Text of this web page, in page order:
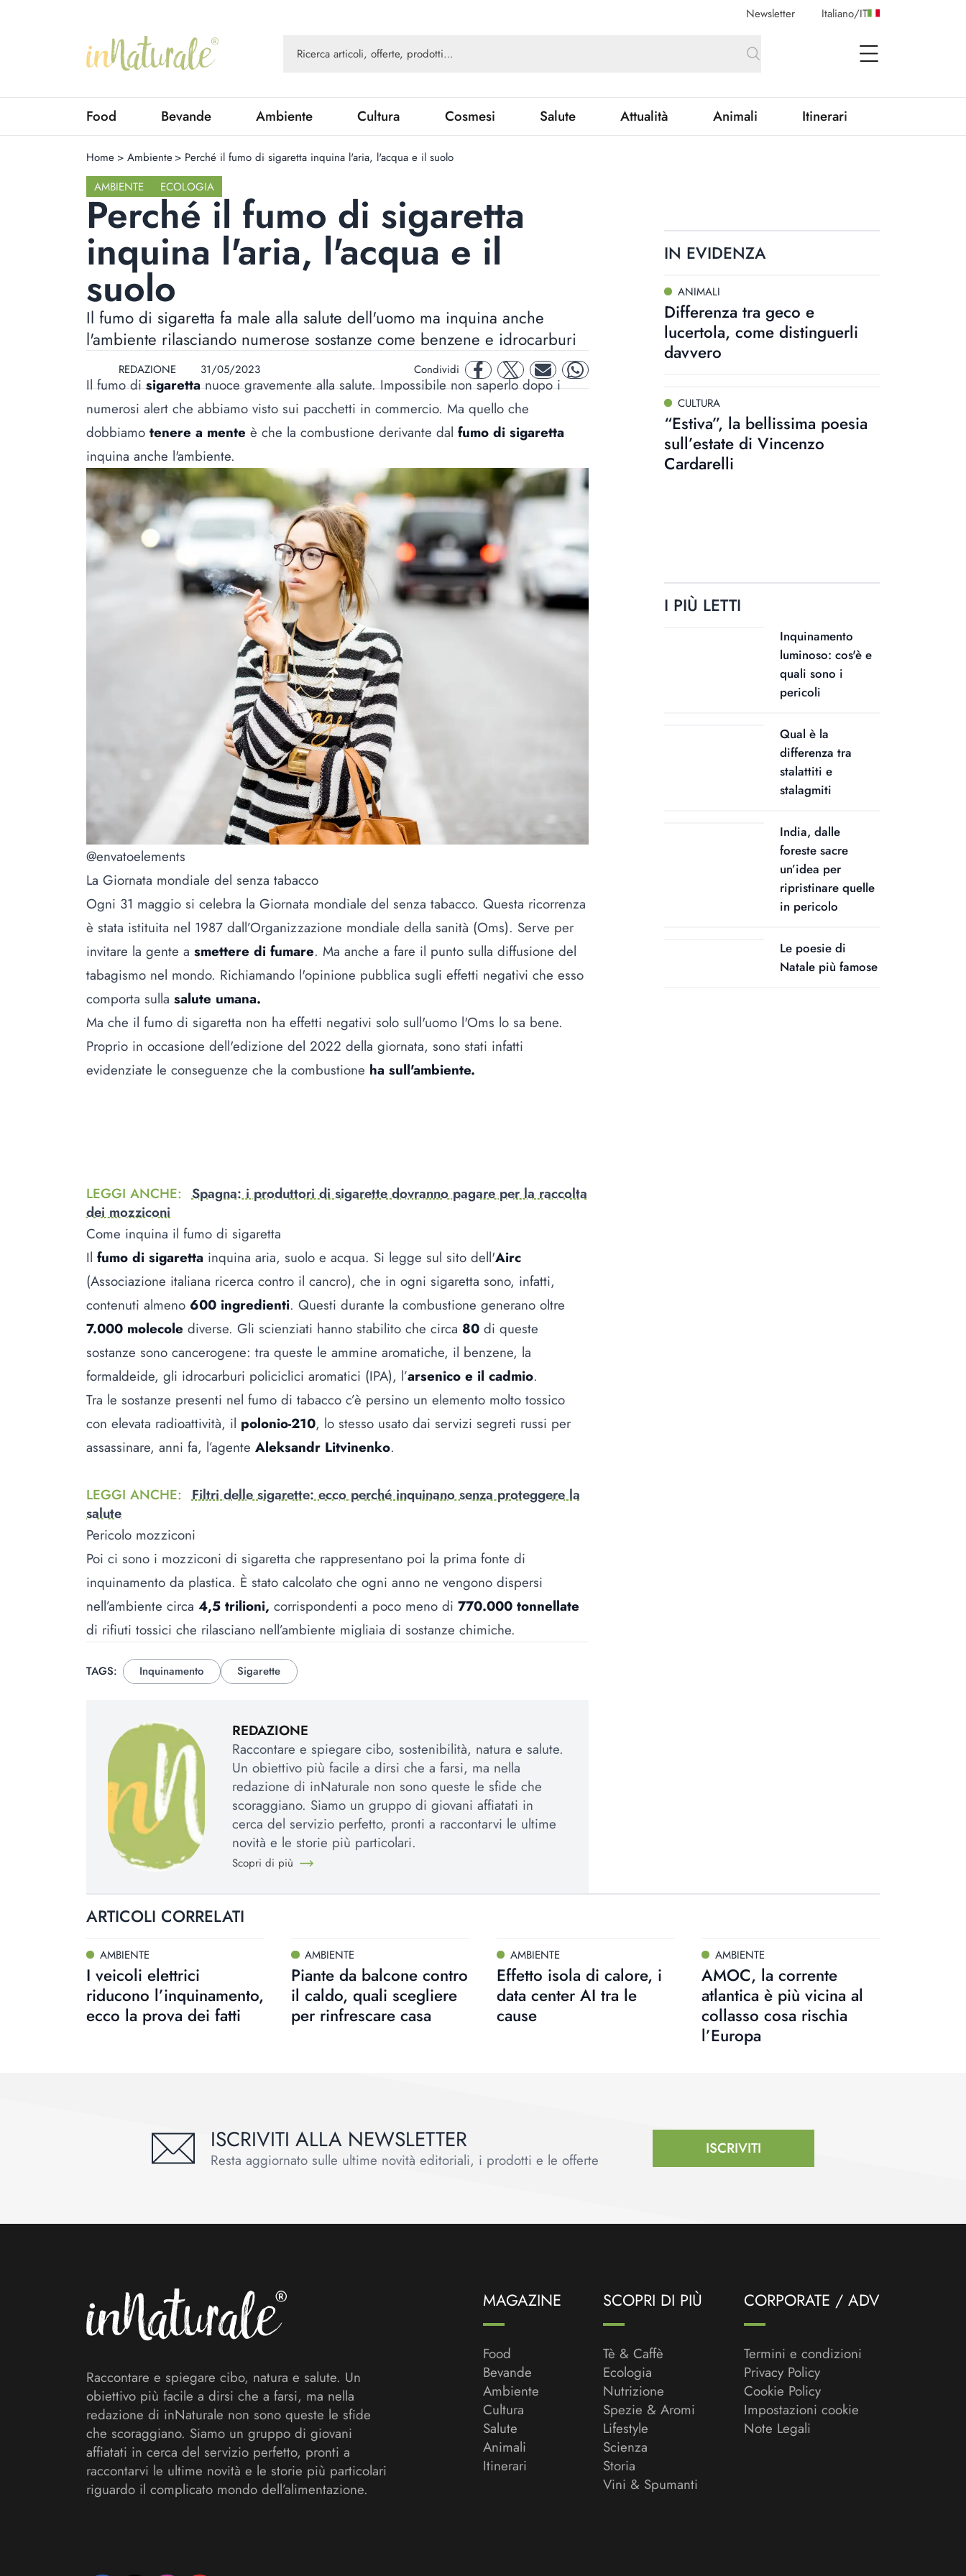
Newsletter Italiano/IT
open Menu
Food Bevande Ambiente Cultura Cosmesi Salute Attualità Animali Itinerari
Home > Ambiente > Perché il fumo di sigaretta inquina l'aria, l'acqua e il suolo
AMBIENTE
ECOLOGIA
Perché il fumo di sigaretta
inquina l'aria, l'acqua e il
suolo
Il fumo di sigaretta fa male alla salute dell'uomo ma inquina anche
l'ambiente rilasciando numerose sostanze come benzene e idrocarburi
REDAZIONE 31/05/2023 Condividi facebooktwitter mail whatsapp
Il fumo disigarettanuoce gravemente alla salute. Impossibile non saperlo dopo i
numerosi alert che abbiamo visto sui pacchetti in commercio. Ma quello che
dobbiamo tenere a mente è che la combustione derivante dal fumo di sigaretta
inquina anche l'ambiente.
@envatoelements
La Giornata mondiale del senza tabacco
Ogni 31 maggio si celebra la Giornata mondiale del senza tabacco. Questa ricorrenza
è stata istituita nel 1987 dall’Organizzazione mondiale della sanità (Oms). Serve per
invitare la gente a smettere di fumare. Ma anche a fare il punto sulla diffusione del
tabagismo nel mondo. Richiamando l'opinione pubblica sugli effetti negativi che esso
comporta sulla salute umana.
Ma che il fumo di sigaretta non ha effetti negativi solo sull'uomo l'Oms lo sa bene.
Proprio in occasione dell'edizione del 2022 della giornata, sono stati infatti
evidenziate le conseguenze che la combustione ha sull'ambiente.
LEGGI ANCHE: Spagna: i produttori di sigarette dovranno pagare per la raccolta
dei mozziconi
Come inquina il fumo di sigaretta
Il fumo di sigaretta inquina aria, suolo e acqua. Si legge sul sito dell'Airc
(Associazione italiana ricerca contro il cancro), che in ogni sigaretta sono, infatti,
contenuti almeno 600 ingredienti. Questi durante la combustione generano oltre
7.000 molecole diverse. Gli scienziati hanno stabilito che circa 80 di queste
sostanze sono cancerogene: tra queste le ammine aromatiche, il benzene, la
formaldeide, gli idrocarburi policiclici aromatici (IPA), l’arsenico e il cadmio.
Tra le sostanze presenti nel fumo di tabacco c’è persino un elemento molto tossico
con elevata radioattività, il polonio-210, lo stesso usato dai servizi segreti russi per
assassinare, anni fa, l’agente Aleksandr Litvinenko.
LEGGI ANCHE: Filtri delle sigarette: ecco perché inquinano senza proteggere la
salute
Pericolo mozziconi
Poi ci sono i mozziconi di sigaretta che rappresentano poi la prima fonte di
inquinamento da plastica. È stato calcolato che ogni anno ne vengono dispersi
nell’ambiente circa 4,5 trilioni, corrispondenti a poco meno di 770.000 tonnellate
di rifiuti tossici che rilasciano nell’ambiente migliaia di sostanze chimiche.
TAGS: Inquinamento Sigarette
REDAZIONE
Raccontare e spiegare cibo, sostenibilità, natura e salute.
Un obiettivo più facile a dirsi che a farsi, ma nella
redazione di inNaturale non sono queste le sfide che
scoraggiano. Siamo un gruppo di giovani affiatati in
cerca del servizio perfetto, pronti a raccontarvi le ultime
novità e le storie più particolari.
Scopri di più
IN EVIDENZA
ANIMALI
Differenza tra geco e
lucertola, come distinguerli
davvero
CULTURA
“Estiva”, la bellissima poesia
sull’estate di Vincenzo
Cardarelli
I PIÙ LETTI
Inquinamento
luminoso: cos'è e
quali sono i
pericoli
Qual è la
differenza tra
stalattiti e
stalagmiti
India, dalle
foreste sacre
un’idea per
ripristinare quelle
in pericolo
Le poesie di
Natale più famose
ARTICOLI CORRELATI
AMBIENTE
I veicoli elettrici
riducono l’inquinamento,
ecco la prova dei fatti
AMBIENTE
Piante da balcone contro
il caldo, quali scegliere
per rinfrescare casa
AMBIENTE
Effetto isola di calore, i
data center AI tra le
cause
AMBIENTE
AMOC, la corrente
atlantica è più vicina al
collasso cosa rischia
l’Europa
ISCRIVITI ALLA NEWSLETTER
Resta aggiornato sulle ultime novità editoriali, i prodotti e le offerte
ISCRIVITI
Raccontare e spiegare cibo, natura e salute. Un
obiettivo più facile a dirsi che a farsi, ma nella
redazione di inNaturale non sono queste le sfide
che scoraggiano. Siamo un gruppo di giovani
affiatati in cerca del servizio perfetto, pronti a
raccontarvi le ultime novità e le storie più particolari
riguardo il complicato mondo dell’alimentazione.
MAGAZINE
Food
Bevande
Ambiente
Cultura
Salute
Animali
Itinerari
SCOPRI DI PIÙ
Tè & Caffè
Ecologia
Nutrizione
Spezie & Aromi
Lifestyle
Scienza
Storia
Vini & Spumanti
CORPORATE / ADV
Termini e condizioni
Privacy Policy
Cookie Policy
Impostazioni cookie
Note Legali